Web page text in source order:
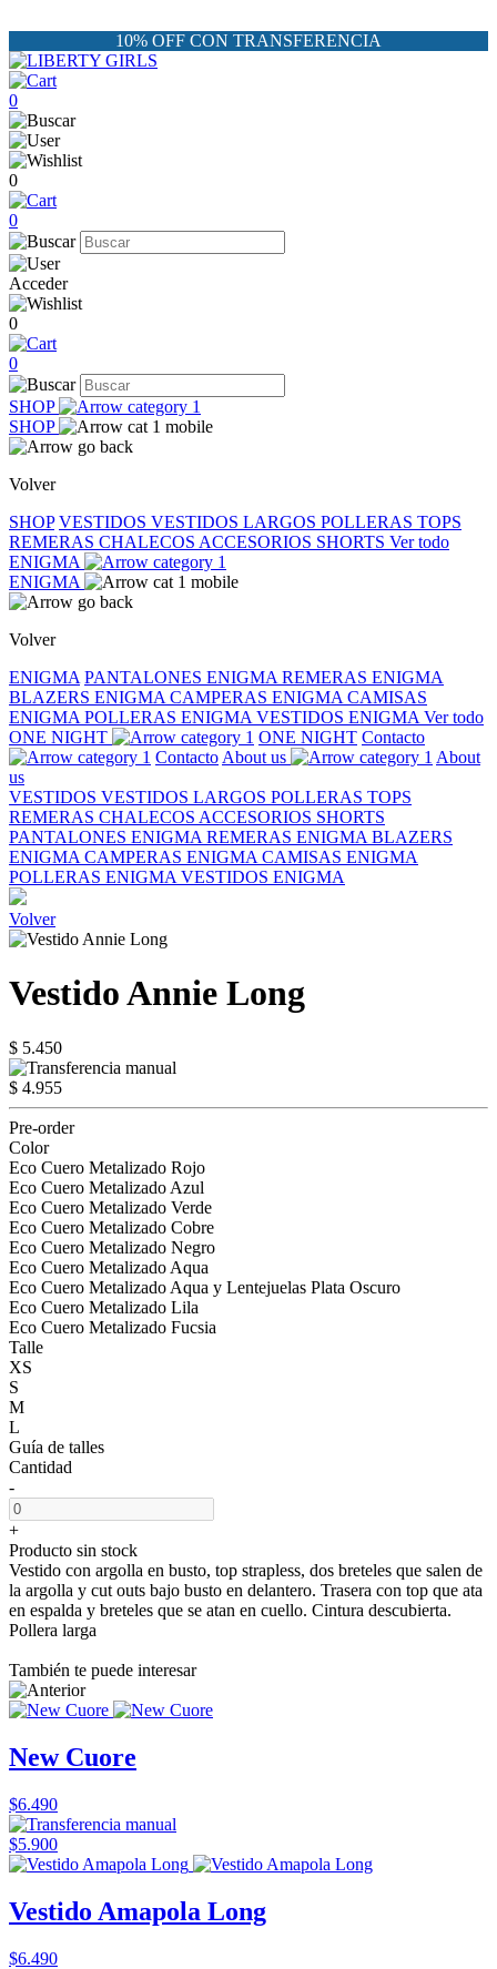
10% OFF CON TRANSFERENCIA
0
0
0
Acceder
0
0
SHOP
SHOP
Volver
SHOP VESTIDOS VESTIDOS LARGOS POLLERAS TOPS
REMERAS CHALECOS ACCESORIOS SHORTS Ver todo
ENIGMA
ENIGMA
Volver
ENIGMA PANTALONES ENIGMA REMERAS ENIGMA
BLAZERS ENIGMA CAMPERAS ENIGMA CAMISAS
ENIGMA POLLERAS ENIGMA VESTIDOS ENIGMA Ver todo
ONE NIGHT
ONE NIGHT Contacto
Contacto About us
About
us
VESTIDOS VESTIDOS LARGOS POLLERAS TOPS
REMERAS CHALECOS ACCESORIOS SHORTS
PANTALONES ENIGMA REMERAS ENIGMA BLAZERS
ENIGMA CAMPERAS ENIGMA CAMISAS ENIGMA
POLLERAS ENIGMA VESTIDOS ENIGMA
Volver
Vestido Annie Long
$ 5.450
$ 4.955
Pre-order
Color
Eco Cuero Metalizado Rojo
Eco Cuero Metalizado Azul
Eco Cuero Metalizado Verde
Eco Cuero Metalizado Cobre
Eco Cuero Metalizado Negro
Eco Cuero Metalizado Aqua
Eco Cuero Metalizado Aqua y Lentejuelas Plata Oscuro
Eco Cuero Metalizado Lila
Eco Cuero Metalizado Fucsia
Talle
XS
S
M
L
Guía de talles
Cantidad
-
+
Producto sin stock
Vestido con argolla en busto, top strapless, dos breteles que salen de
la argolla y cut outs bajo busto en delantero. Trasera con top que ata
en espalda y breteles que se atan en cuello. Cintura descubierta.
Pollera larga
También te puede interesar
New Cuore
$6.490
$5.900
Vestido Amapola Long
$6.490